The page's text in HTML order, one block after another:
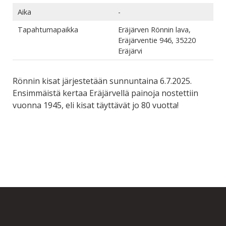
Aika
-
Tapahtumapaikka
Eräjärven Rönnin lava,
Eräjärventie 946, 35220
Eräjärvi
Rönnin kisat järjestetään sunnuntaina 6.7.2025.
Ensimmäistä kertaa Eräjärvellä painoja nostettiin
vuonna 1945, eli kisat täyttävät jo 80 vuotta!